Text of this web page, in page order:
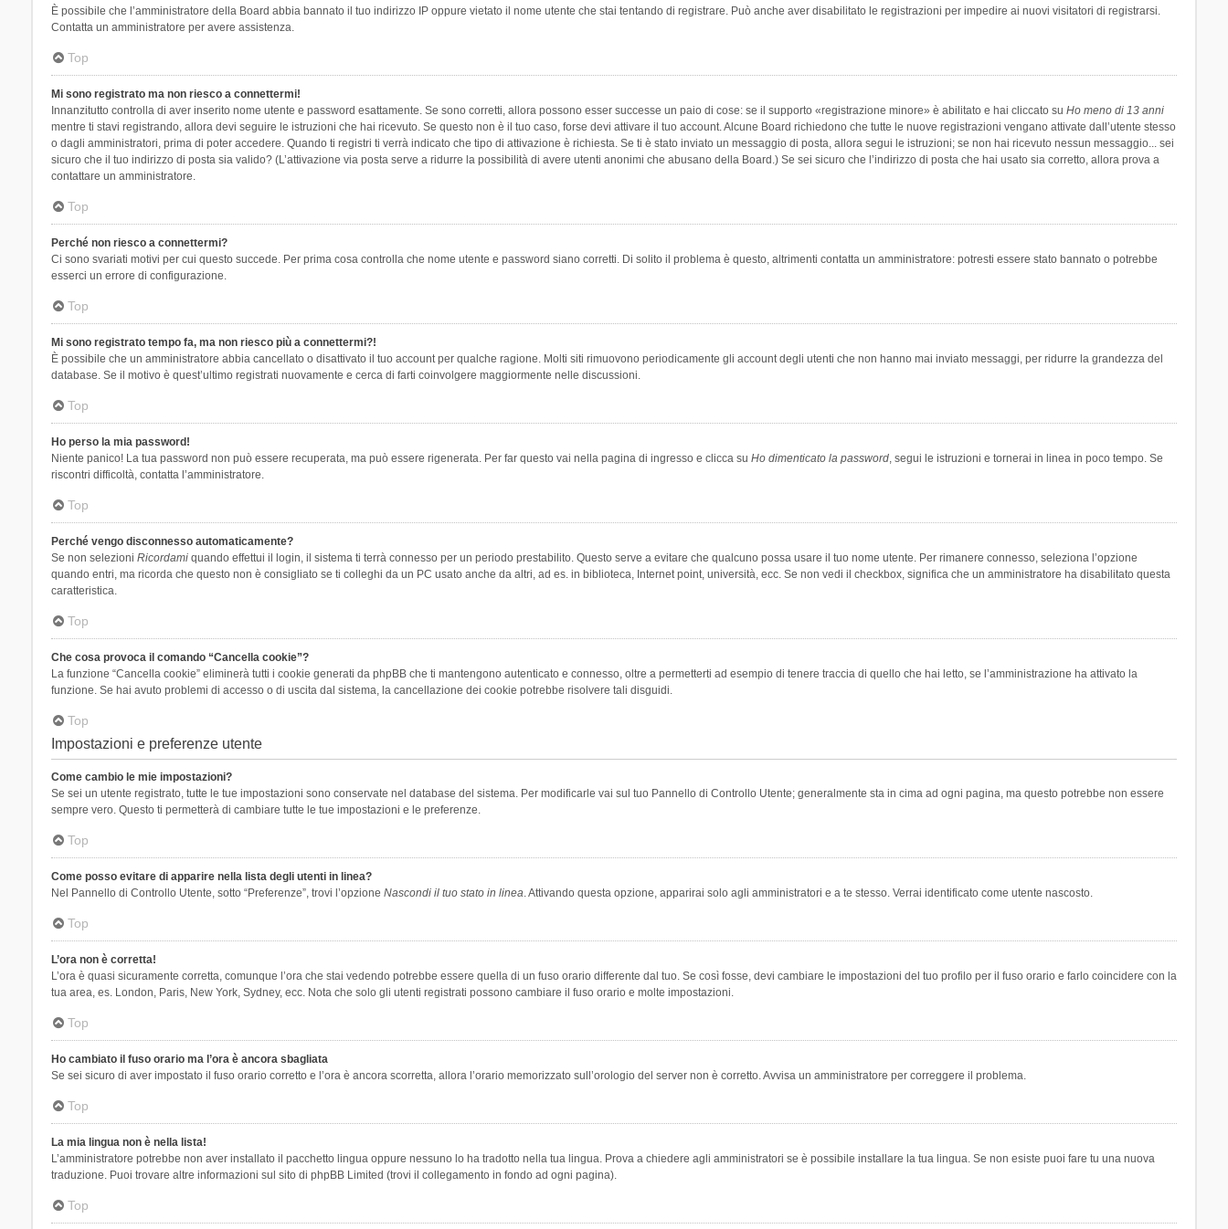
È possibile che l’amministratore della Board abbia bannato il tuo indirizzo IP oppure vietato il nome utente che stai tentando di registrare. Può anche aver disabilitato le registrazioni per impedire ai nuovi visitatori di registrarsi.
Contatta un amministratore per avere assistenza.
Top
Mi sono registrato ma non riesco a connettermi!
Innanzitutto controlla di aver inserito nome utente e password esattamente. Se sono corretti, allora possono esser successe un paio di cose: se il supporto «registrazione minore» è abilitato e hai cliccato su Ho meno di 13 anni
mentre ti stavi registrando, allora devi seguire le istruzioni che hai ricevuto. Se questo non è il tuo caso, forse devi attivare il tuo account. Alcune Board richiedono che tutte le nuove registrazioni vengano attivate dall’utente stesso
o dagli amministratori, prima di poter accedere. Quando ti registri ti verrà indicato che tipo di attivazione è richiesta. Se ti è stato inviato un messaggio di posta, allora segui le istruzioni; se non hai ricevuto nessun messaggio... sei
sicuro che il tuo indirizzo di posta sia valido? (L’attivazione via posta serve a ridurre la possibilità di avere utenti anonimi che abusano della Board.) Se sei sicuro che l’indirizzo di posta che hai usato sia corretto, allora prova a
contattare un amministratore.
Top
Perché non riesco a connettermi?
Ci sono svariati motivi per cui questo succede. Per prima cosa controlla che nome utente e password siano corretti. Di solito il problema è questo, altrimenti contatta un amministratore: potresti essere stato bannato o potrebbe
esserci un errore di configurazione.
Top
Mi sono registrato tempo fa, ma non riesco più a connettermi?!
È possibile che un amministratore abbia cancellato o disattivato il tuo account per qualche ragione. Molti siti rimuovono periodicamente gli account degli utenti che non hanno mai inviato messaggi, per ridurre la grandezza del
database. Se il motivo è quest’ultimo registrati nuovamente e cerca di farti coinvolgere maggiormente nelle discussioni.
Top
Ho perso la mia password!
Niente panico! La tua password non può essere recuperata, ma può essere rigenerata. Per far questo vai nella pagina di ingresso e clicca su Ho dimenticato la password, segui le istruzioni e tornerai in linea in poco tempo. Se
riscontri difficoltà, contatta l’amministratore.
Top
Perché vengo disconnesso automaticamente?
Se non selezioni Ricordamiquando effettui il login, il sistema ti terrà connesso per un periodo prestabilito. Questo serve a evitare che qualcuno possa usare il tuo nome utente. Per rimanere connesso, seleziona l’opzione
quando entri, ma ricorda che questo non è consigliato se ti colleghi da un PC usato anche da altri, ad es. in biblioteca, Internet point, università, ecc. Se non vedi il checkbox, significa che un amministratore ha disabilitato questa
caratteristica.
Top
Che cosa provoca il comando “Cancella cookie”?
La funzione “Cancella cookie” eliminerà tutti i cookie generati da phpBB che ti mantengono autenticato e connesso, oltre a permetterti ad esempio di tenere traccia di quello che hai letto, se l’amministrazione ha attivato la
funzione. Se hai avuto problemi di accesso o di uscita dal sistema, la cancellazione dei cookie potrebbe risolvere tali disguidi.
Top
Impostazioni e preferenze utente
Come cambio le mie impostazioni?
Se sei un utente registrato, tutte le tue impostazioni sono conservate nel database del sistema. Per modificarle vai sul tuo Pannello di Controllo Utente; generalmente sta in cima ad ogni pagina, ma questo potrebbe non essere
sempre vero. Questo ti permetterà di cambiare tutte le tue impostazioni e le preferenze.
Top
Come posso evitare di apparire nella lista degli utenti in linea?
Nel Pannello di Controllo Utente, sotto “Preferenze”, trovi l’opzione Nascondi il tuo stato in linea. Attivando questa opzione, apparirai solo agli amministratori e a te stesso. Verrai identificato come utente nascosto.
Top
L’ora non è corretta!
L’ora è quasi sicuramente corretta, comunque l’ora che stai vedendo potrebbe essere quella di un fuso orario differente dal tuo. Se così fosse, devi cambiare le impostazioni del tuo profilo per il fuso orario e farlo coincidere con la
tua area, es. London, Paris, New York, Sydney, ecc. Nota che solo gli utenti registrati possono cambiare il fuso orario e molte impostazioni.
Top
Ho cambiato il fuso orario ma l’ora è ancora sbagliata
Se sei sicuro di aver impostato il fuso orario corretto e l’ora è ancora scorretta, allora l’orario memorizzato sull’orologio del server non è corretto. Avvisa un amministratore per correggere il problema.
Top
La mia lingua non è nella lista!
L’amministratore potrebbe non aver installato il pacchetto lingua oppure nessuno lo ha tradotto nella tua lingua. Prova a chiedere agli amministratori se è possibile installare la tua lingua. Se non esiste puoi fare tu una nuova
traduzione. Puoi trovare altre informazioni sul sito di phpBB Limited (trovi il collegamento in fondo ad ogni pagina).
Top